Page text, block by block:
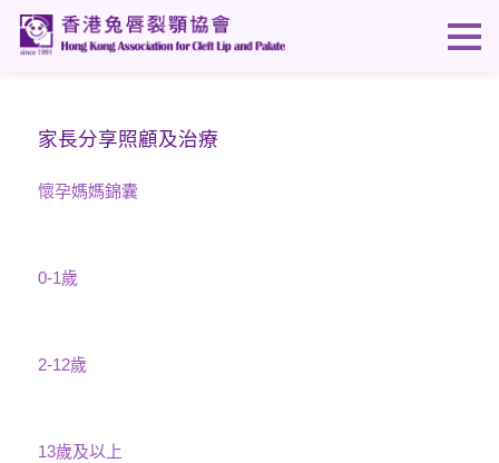
家長分享照顧及治療
懷孕媽媽錦囊
0-1歲
2-12歲
13歲及以上